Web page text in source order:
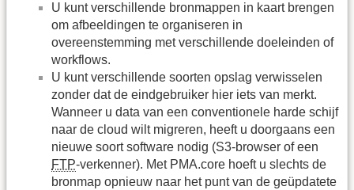
U kunt verschillende bronmappen in kaart brengen
om afbeeldingen te organiseren in
overeenstemming met verschillende doeleinden of
workflows.
U kunt verschillende soorten opslag verwisselen
zonder dat de eindgebruiker hier iets van merkt.
Wanneer u data van een conventionele harde schijf
naar de cloud wilt migreren, heeft u doorgaans een
nieuwe soort software nodig (S3-browser of een
FTP-verkenner). Met PMA.core hoeft u slechts de
bronmap opnieuw naar het punt van de geüpdatete